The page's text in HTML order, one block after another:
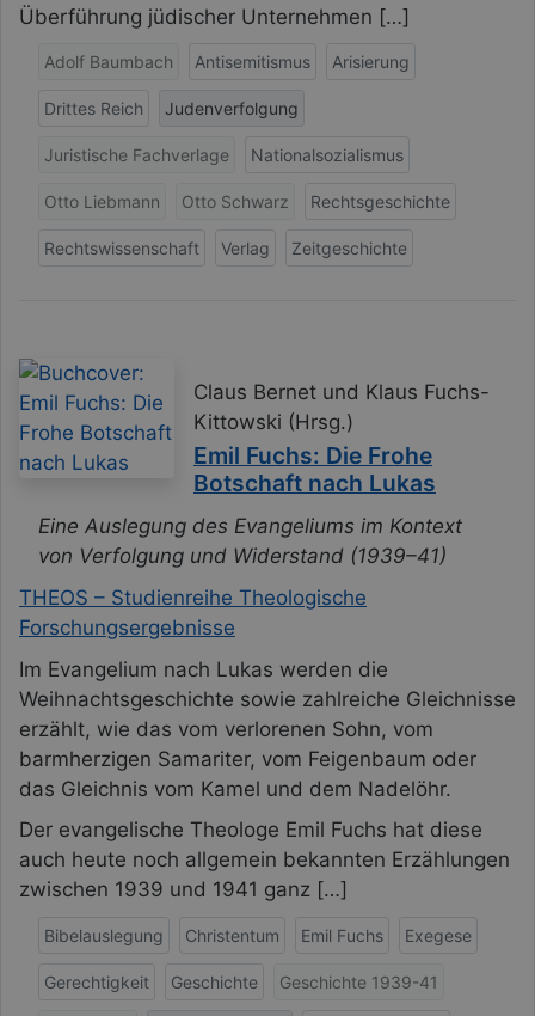
Überführung jüdischer Unternehmen […]
Adolf Baumbach Antisemitismus Arisierung
Drittes Reich Judenverfolgung
Juristische Fachverlage Nationalsozialismus
Otto Liebmann Otto Schwarz Rechtsgeschichte
Rechtswissenschaft Verlag Zeitgeschichte
Claus Bernet und Klaus Fuchs-
Kittowski (Hrsg.)
Emil Fuchs: Die Frohe
Botschaft nach Lukas
Eine Auslegung des Evangeliums im Kontext
von Verfolgung und Widerstand (1939–41)
THEOS – Studienreihe Theologische
Forschungsergebnisse
Im Evangelium nach Lukas werden die
Weihnachtsgeschichte sowie zahlreiche Gleichnisse
erzählt, wie das vom verlorenen Sohn, vom
barmherzigen Samariter, vom Feigenbaum oder
das Gleichnis vom Kamel und dem Nadelöhr.
Der evangelische Theologe Emil Fuchs hat diese
auch heute noch allgemein bekannten Erzählungen
zwischen 1939 und 1941 ganz […]
Bibelauslegung Christentum Emil Fuchs Exegese
Gerechtigkeit Geschichte Geschichte 1939-41